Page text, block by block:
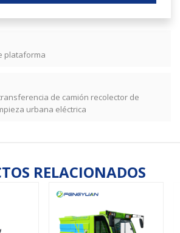
plataforma
de camión recolector de
urbana eléctrica
RELACIONADOS